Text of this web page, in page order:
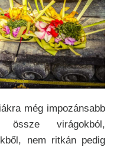
még impozánsabb
össze virágokból,
nem ritkán pedig